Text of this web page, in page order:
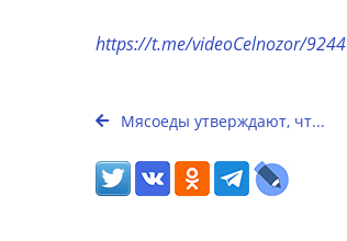
https://t.me/videoCelnozor/9244
Мясоеды утверждают, чт...